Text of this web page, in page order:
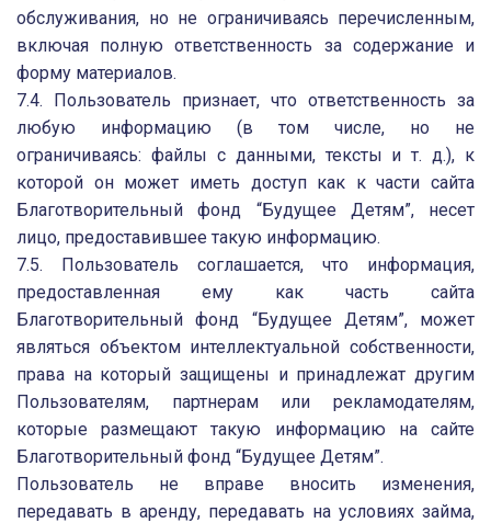
обслуживания, но не ограничиваясь перечисленным,
включая полную ответственность за содержание и
форму материалов.
7.4. Пользователь признает, что ответственность за
любую информацию (в том числе, но не
ограничиваясь: файлы с данными, тексты и т. д.), к
которой он может иметь доступ как к части сайта
Благотворительный фонд “Будущее Детям”, несет
лицо, предоставившее такую информацию.
7.5. Пользователь соглашается, что информация,
предоставленная ему как часть сайта
Благотворительный фонд “Будущее Детям”, может
являться объектом интеллектуальной собственности,
права на который защищены и принадлежат другим
Пользователям, партнерам или рекламодателям,
которые размещают такую информацию на сайте
Благотворительный фонд “Будущее Детям”.
Пользователь не вправе вносить изменения,
передавать в аренду, передавать на условиях займа,